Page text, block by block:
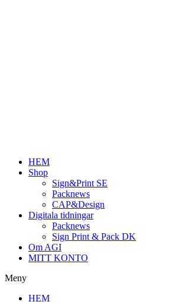
HEM
Shop
Sign&Print SE
Packnews
CAP&Design
Digitala tidningar
Packnews
Sign Print & Pack DK
Om AGI
MITT KONTO
Meny
HEM